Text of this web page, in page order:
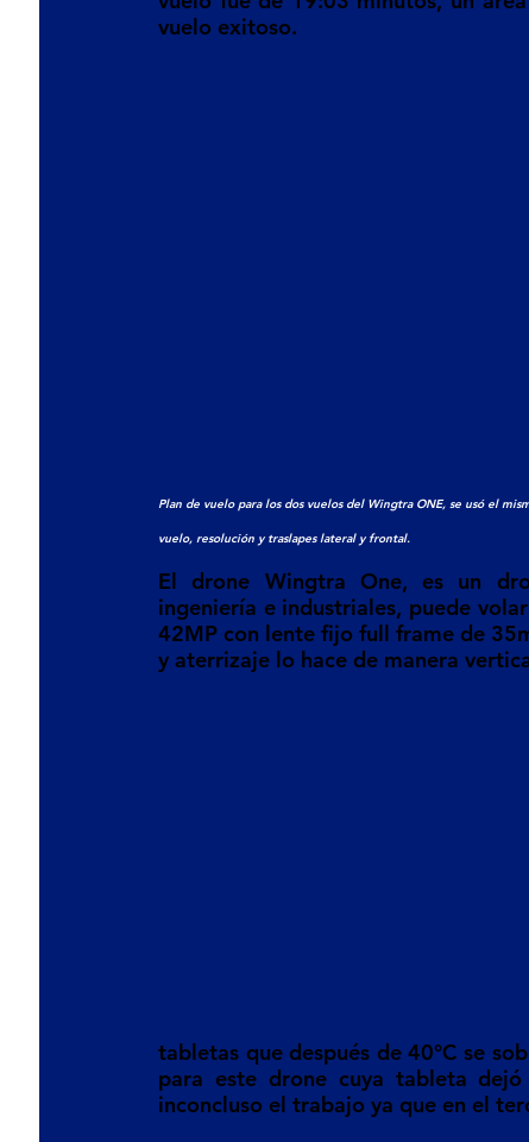
vuelo exitoso.
Plan de vuelo para los dos vuelos del Wingtra ONE, se usó el
vuelo, resolución y traslapes lateral y frontal.
El drone Wingtra One, es un
ingeniería e industriales, puede
42MP con lente fijo full frame de
y aterrizaje lo hace de manera
tabletas que después de 40°C se
para este drone cuya tableta
inconcluso el trabajo ya que en el